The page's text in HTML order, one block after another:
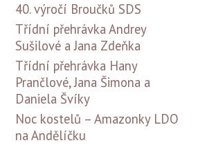
40. výročí Broučků SDS
Třídní přehrávka Andrey
Sušilové a Jana Zdeňka
Třídní přehrávka Hany
Prančlové, Jana Šimona a
Daniela Švíky
Noc kostelů – Amazonky LDO
na Andělíčku